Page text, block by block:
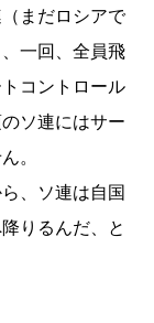
まだロシアで
一回、全員飛
コントロール
ソ連にはサー
。
、ソ連は自国
りるんだ、と